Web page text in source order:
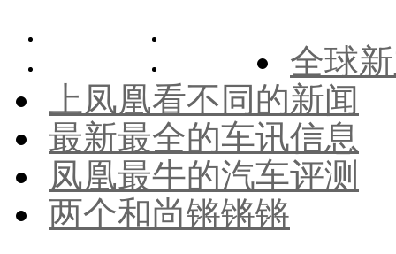
全球
上凤凰看不同的新闻
最新最全的车讯信息
凤凰最牛的汽车评测
两个和尚锵锵锵